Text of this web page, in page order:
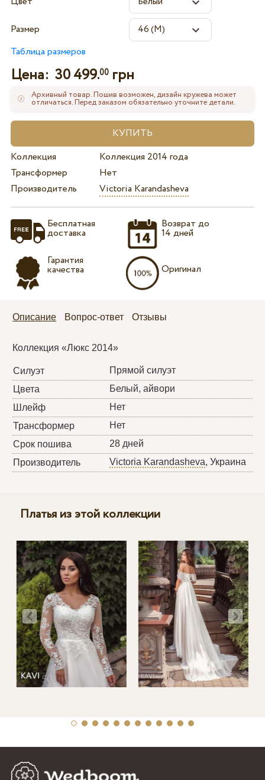
Размер
Таблица размеров
Цена: 30 499.00грн
Архивный товар. Пошив возможен, дизайн кружева может
отличаться. Перед заказом обязательно уточните детали.
Коллекция
Коллекция 2014 года
Трансформер
Нет
Производитель
Victoria Karandasheva
Бесплатная
доставка
Гарантия
качества
Возврат до
14 дней
Оригинал
Описание Вопрос-ответ Отзывы
Коллекция «Люкс 2014»
Силуэт
Прямой силуэт
Цвета
Белый, айвори
Шлейф
Нет
Трансформер
Нет
Срок пошива
28 дней
Производитель
Victoria Karandasheva, Украина
Платья из этой коллекции